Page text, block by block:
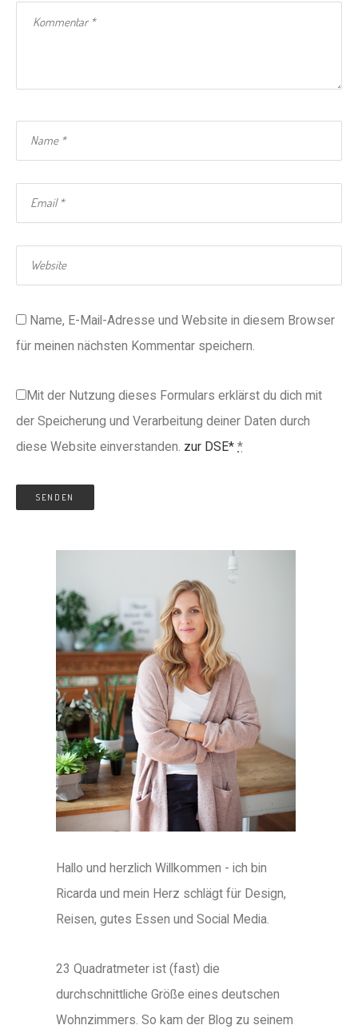
Name, E-Mail-Adresse und Website in diesem Browser
für meinen nächsten Kommentar speichern.
Mit der Nutzung dieses Formulars erklärst du dich mit
der Speicherung und Verarbeitung deiner Daten durch
diese Website einverstanden. zur DSE* *
Hallo und herzlich Willkommen - ich bin
Ricarda und mein Herz schlägt für Design,
Reisen, gutes Essen und Social Media.
23 Quadratmeter ist (fast) die
durchschnittliche Größe eines deutschen
Wohnzimmers. So kam der Blog zu seinem